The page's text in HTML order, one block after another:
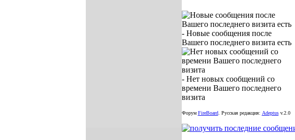
- Новые сообщения после
Вашего последнего визита есть
- Нет новых сообщений со
времени Вашего последнего
визита
Форум FireBoard. Русская редакция: Adeptusv.2.0